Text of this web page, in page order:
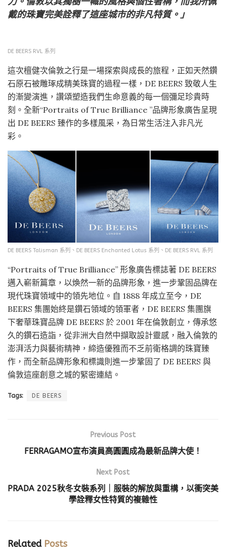
戴的珠寶完美詮釋了這座城市的非凡特質。」
DE BEERS RVL 系列
這次檀健次倫敦之行是一場探索與成長的旅程，正如天然鑽
石原石被雕琢成精美珠寶的過程一樣，DE BEERS 致敬人生
的漸變演進，讚頌塑造我們生命意義的每一個彌足珍貴時
刻。全新“Portraits of True Brilliance ”品牌形象廣告呈現
出 DE BEERS 臻作的多樣風采，為日常生活注入非凡光
彩。
DE BEERS Talisman 系列、DE BEERS Enchanted Lotus 系列、DE BEERS RVL 系列
“Portraits of True Brilliance” 形象廣告標誌著 DE BEERS
邁入嶄新篇章，以煥然一新的品牌形象，進一步鞏固品牌在
現代珠寶領域中的領先地位。自 1888 年成立至今，DE
BEERS 集團始終是鑽石領域的領軍者，DE BEERS 集團旗
下奢華珠寶品牌 DE BEERS 於 2001 年在倫敦創立，傳承悠
久的鑽石造詣，從非洲大自然中擷取設計靈感，融入倫敦的
澎湃活力與藝術精神，締造優雅而不乏前衛格調的珠寶臻
作，而全新品牌形象和標識則進一步鞏固了 DE BEERS 與
倫敦這座創意之城的緊密連結。
Tags: DE BEERS
Previous Post
FERRAGAMO宣布演員高圓圓成為最新品牌大使！
Next Post
PRADA 2025秋冬女裝系列｜服裝的解放與重構，以衝突美
學詮釋女性特質的複雜性
RelatedPosts